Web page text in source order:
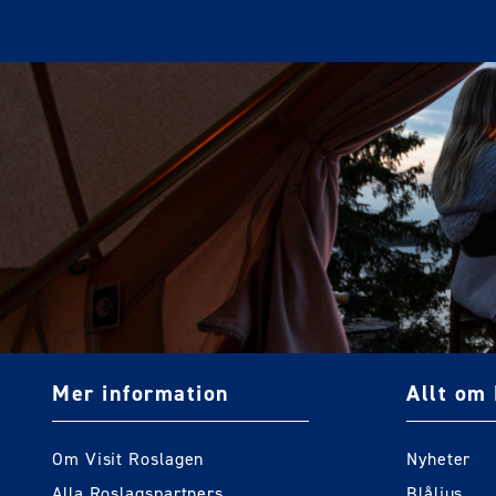
Mer information
Om Visit Roslagen
Allt om
Nyheter